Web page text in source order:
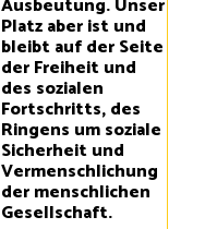
Platz aber ist und
bleibt auf der Seite
der Freiheit und
des sozialen
Fortschritts, des
Ringens um soziale
Sicherheit und
Vermenschlichung
der menschlichen
Gesellschaft.